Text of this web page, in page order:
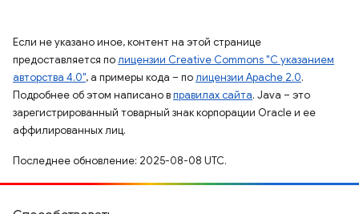
Если не указано иное, контент на этой странице
предоставляется полицензии Creative Commons "С указанием
авторства 4.0", а примеры кода – полицензии Apache 2.0.
Подробнее об этом написано вправилах сайта. Java – это
зарегистрированный товарный знак корпорации Oracle и ее
аффилированных лиц.
Последнее обновление: 2025-08-08 UTC.